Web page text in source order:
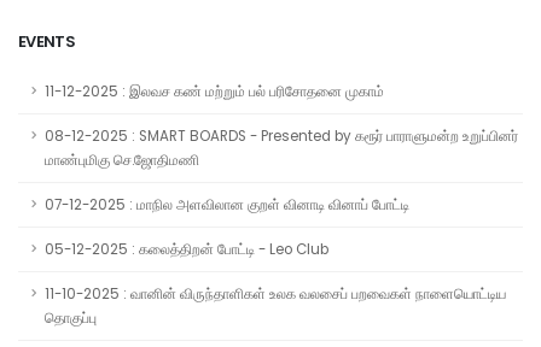
EVENTS
11-12-2025 : இலவச கண் மற்றும் பல் பரிசோதனை முகாம்
08-12-2025 : SMART BOARDS - Presented by கரூர் பாராளுமன்ற உறுப்பினர்
மாண்புமிகு செ.ஜோதிமணி
07-12-2025 : மாநில அளவிலான குறள் வினாடி வினாப் போட்டி
05-12-2025 : கலைத்திறன் போட்டி - Leo Club
11-10-2025 : வானின் விருந்தாளிகள் உலக வலசைப் பறவைகள் நாளையொட்டிய
தொகுப்பு